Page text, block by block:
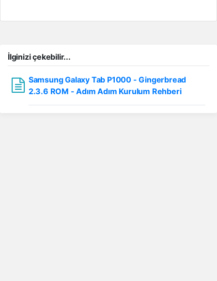
İlginizi çekebilir...
Samsung Galaxy Tab P1000 - Gingerbread
2.3.6 ROM - Adım Adım Kurulum Rehberi